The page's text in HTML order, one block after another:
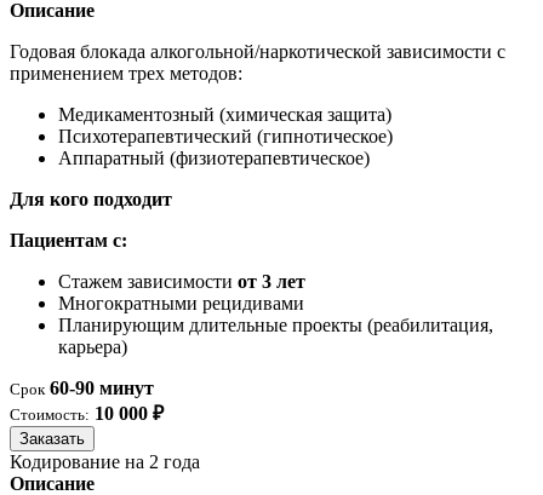
Описание
Годовая блокада алкогольной/наркотической зависимости с
применением трех методов:
Медикаментозный (химическая защита)
Психотерапевтический (гипнотическое)
Аппаратный (физиотерапевтическое)
Для кого подходит
Пациентам с:
Стажем зависимости от 3 лет
Многократными рецидивами
Планирующим длительные проекты (реабилитация,
карьера)
Срок 60-90 минут
Стоимость: 10 000 ₽
Заказать
Кодирование на 2 года
Описание